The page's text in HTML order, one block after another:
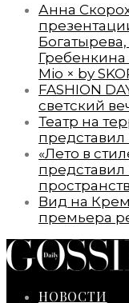
Анна
Гребенкина
Mio × by
FASHION
светский
Театр на
представил
«Лето в
Вид на
премьера
НОВОСТИ